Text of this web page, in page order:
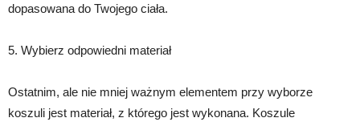
dopasowana do Twojego ciała.
5. Wybierz odpowiedni materiał
Ostatnim, ale nie mniej ważnym elementem przy wyborze
koszuli jest materiał, z którego jest wykonana. Koszule